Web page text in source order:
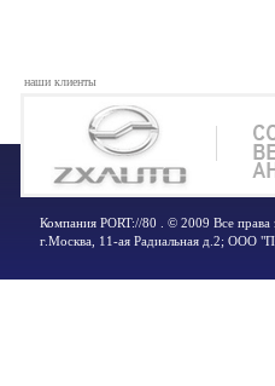
наши клиенты
Компания PORT://80 . © 2009 Все
г.Москва 11-ая Радиальная д.2; ООО